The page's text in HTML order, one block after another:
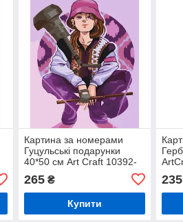
Картина за номерами
Гуцульські подарунки
40*50 см Art Craft 10392-
265₴
Купити
235